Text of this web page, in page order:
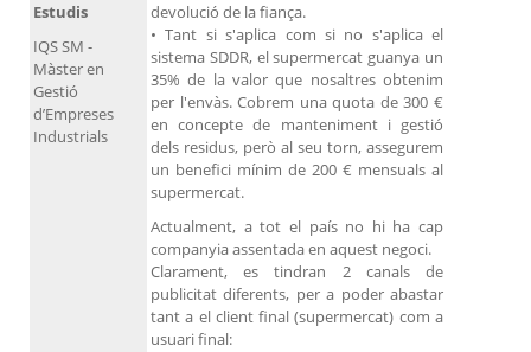
devolució de la fiança.
• Tant si s'aplica com si no s'aplica el
sistema SDDR, el supermercat guanya un
35% de la valor que nosaltres obtenim
per l'envàs. Cobrem una quota de 300 €
en concepte de manteniment i gestió
dels residus, però al seu torn, assegurem
un benefici mínim de 200 € mensuals al
supermercat.
Actualment, a tot el país no hi ha cap
companyia assentada en aquest negoci.
Clarament, es tindran 2 canals de
publicitat diferents, per a poder abastar
tant a el client final (supermercat) com a
usuari final:
Estudis
IQS SM -
Màster en
Gestió
d’Empreses
Industrials